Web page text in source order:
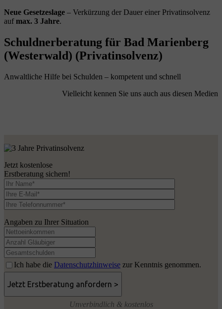
Neue Gesetzeslage – Verkürzung der Dauer einer Privatinsolvenz
aufmax. 3 Jahre.
Schuldnerberatung für Bad Marienberg
(Westerwald) (Privatinsolvenz)
Anwaltliche Hilfe bei Schulden – kompetent und schnell
Vielleicht kennen Sie uns auch aus diesen Medien
Jetzt kostenlose
Erstberatung sichern!
Angaben zu Ihrer Situation
Ich habe die Datenschutzhinweise zur Kenntnis genommen.
Unverbindlich & kostenlos